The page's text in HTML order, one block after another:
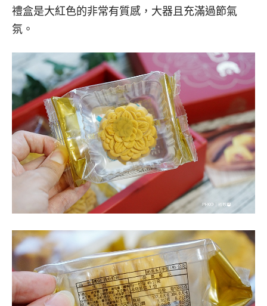
禮盒是大紅色的非常有質感，大器且充滿過節氣
氛。